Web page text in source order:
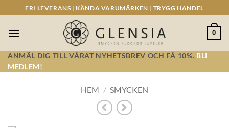
to
content
FRI LEVERANS | KÄNDA VARUMÄRKEN | TRYGG HANDEL
0
ANMÄL DIG TILL VÅRAT NYHETSBREV OCH FÅ 10%. BLI
MEDLEM!
HEM / SMYCKEN